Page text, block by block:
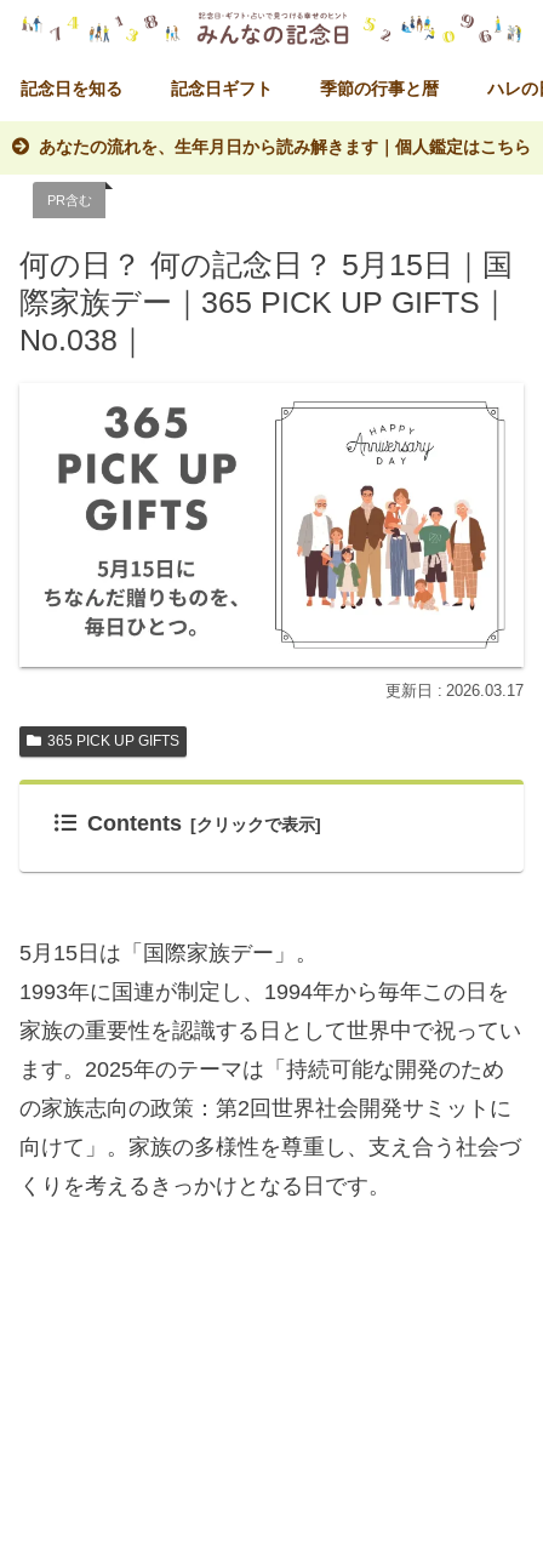
記念日を知る 記念日ギフト 季節の行事と暦 ハレの
あなたの流れを、生年月日から読み解きます｜個人鑑定はこちら
PR含む
何の日？ 何の記念日？ 5月15日｜国
際家族デー｜365 PICK UP GIFTS｜
No.038｜
2026.03.17
365 PICK UP GIFTS
Contents
5月15日は「国際家族デー」。
1993年に国連が制定し、1994年から毎年この日を
家族の重要性を認識する日として世界中で祝ってい
ます。2025年のテーマは「持続可能な開発のため
の家族志向の政策：第2回世界社会開発サミットに
向けて」。家族の多様性を尊重し、支え合う社会づ
くりを考えるきっかけとなる日です。